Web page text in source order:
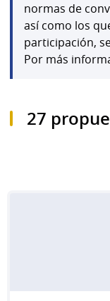
normas de
así como los
participación,
Por más
27